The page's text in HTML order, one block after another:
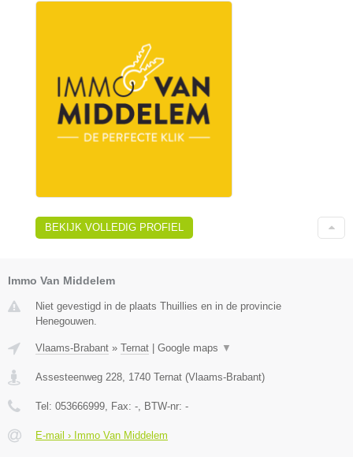
BEKIJK VOLLEDIG PROFIEL
Immo Van Middelem
Niet gevestigd in de plaats Thuillies en in de provincie
Henegouwen.
Vlaams-Brabant » Ternat Google maps ▼
Assesteenweg 228 1740 Ternat (Vlaams-Brabant)
Tel: 053666999 , Fax: - , BTW-nr: -
E-mail › Immo Van Middelem